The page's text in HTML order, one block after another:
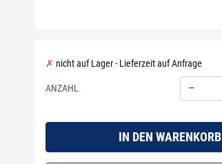
nicht auf Lager - Lieferzeit auf Anfrage
ANZAHL –
IN DEN WARENKORB